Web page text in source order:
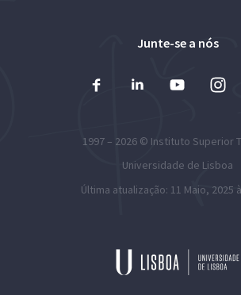
Junte-se a nós
1997 – 2026 © Instituto Superior
Universidade de Lisboa
Última atualização: 11 Maio, 2025